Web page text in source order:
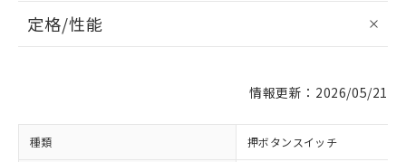
定格/性能
情報更新：2026/05/21
種類 押ボタンスイッチ